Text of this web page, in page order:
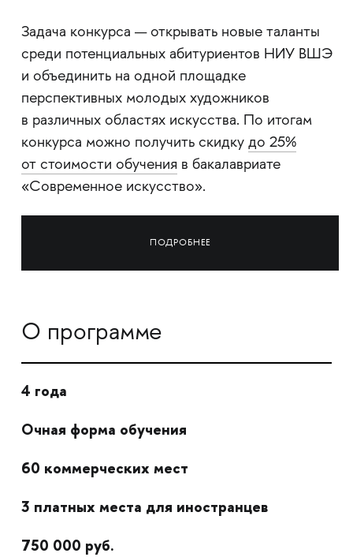
Задача конкурса — открывать новые таланты
среди потенциальных абитуриентов НИУ ВШЭ
и объединить на одной площадке
перспективных молодых художников
в различных областях искусства. По итогам
конкурса можно получить скидку до 25%
от стоимости обучения в бакалавриате
«Современное искусство».
ПОДРОБНЕЕ
О программе
4 года
Очная форма обучения
60 коммерческих мест
3 платных места для иностранцев
750 000 руб.